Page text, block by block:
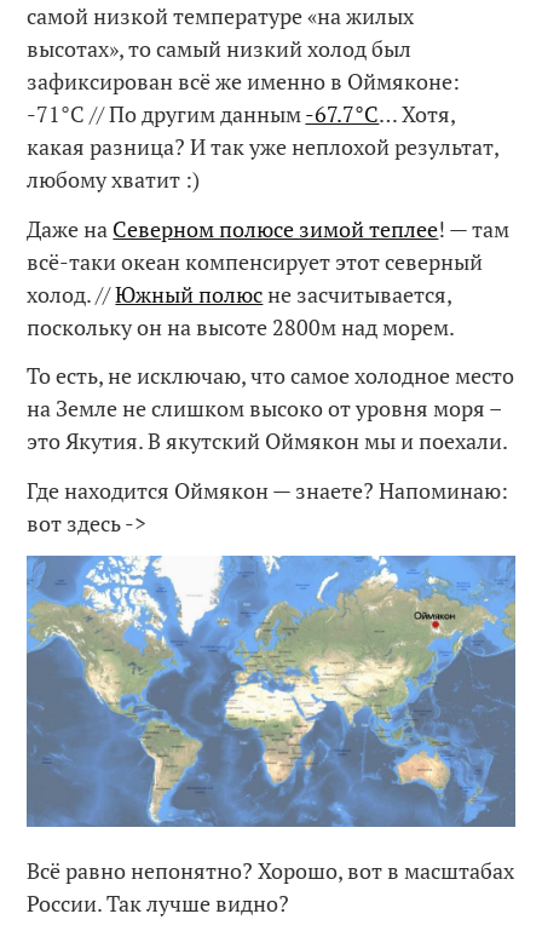
самой низкой температуре «на жилых
высотах», то самый низкий холод был
зафиксирован всё же именно в Оймяконе:
-71°C // По другим данным-67.7°C… Хотя,
какая разница? И так уже неплохой результат,
любому хватит :)
Даже на Северном полюсе зимой теплее! — там
всё-таки океан компенсирует этот северный
холод. //Южный полюсне засчитывается,
поскольку он на высоте 2800м над морем.
То есть, не исключаю, что самое холодное место
на Земле не слишком высоко от уровня моря –
это Якутия. В якутский Оймякон мы и поехали.
Где находится Оймякон — знаете? Напоминаю:
вот здесь ->
Всё равно непонятно? Хорошо, вот в масштабах
России. Так лучше видно?